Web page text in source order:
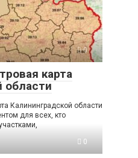
0
карта
области
Калининградской области
для всех, кто
0